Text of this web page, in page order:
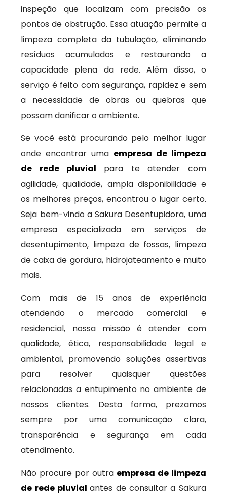
inspeção que localizam com precisão os
pontos de obstrução. Essa atuação permite a
limpeza completa da tubulação, eliminando
resíduos acumulados e restaurando a
capacidade plena da rede. Além disso, o
serviço é feito com segurança, rapidez e sem
a necessidade de obras ou quebras que
possam danificar o ambiente.
Se você está procurando pelo melhor lugar
onde encontrar uma empresa de limpeza
de rede pluvial para te atender com
agilidade, qualidade, ampla disponibilidade e
os melhores preços, encontrou o lugar certo.
Seja bem-vindo a Sakura Desentupidora, uma
empresa especializada em serviços de
desentupimento, limpeza de fossas, limpeza
de caixa de gordura, hidrojateamento e muito
mais.
Com mais de 15 anos de experiência
atendendo o mercado comercial e
residencial, nossa missão é atender com
qualidade, ética, responsabilidade legal e
ambiental, promovendo soluções assertivas
para resolver quaisquer questões
relacionadas a entupimento no ambiente de
nossos clientes. Desta forma, prezamos
sempre por uma comunicação clara,
transparência e segurança em cada
atendimento.
Não procure por outra empresa de limpeza
de rede pluvialantes de consultar a Sakura